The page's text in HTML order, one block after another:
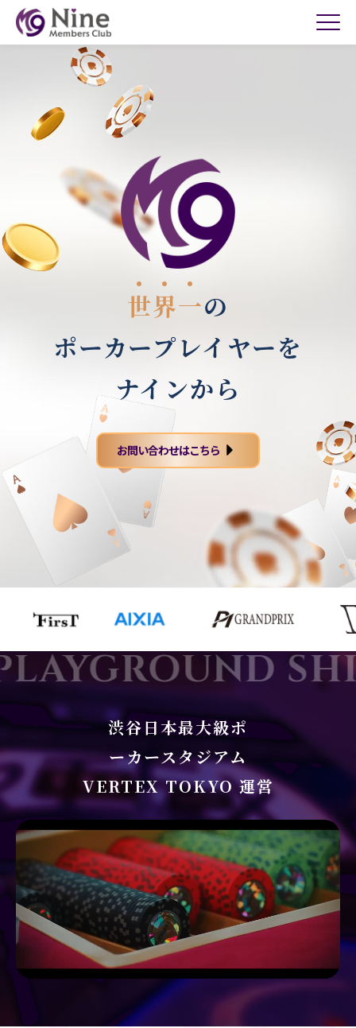
世界一の
ポーカープレイヤーを
ナインから
お問い合わせはこちら
渋谷日本最大級ポ
ーカースタジアム
VERTEX TOKYO 運営